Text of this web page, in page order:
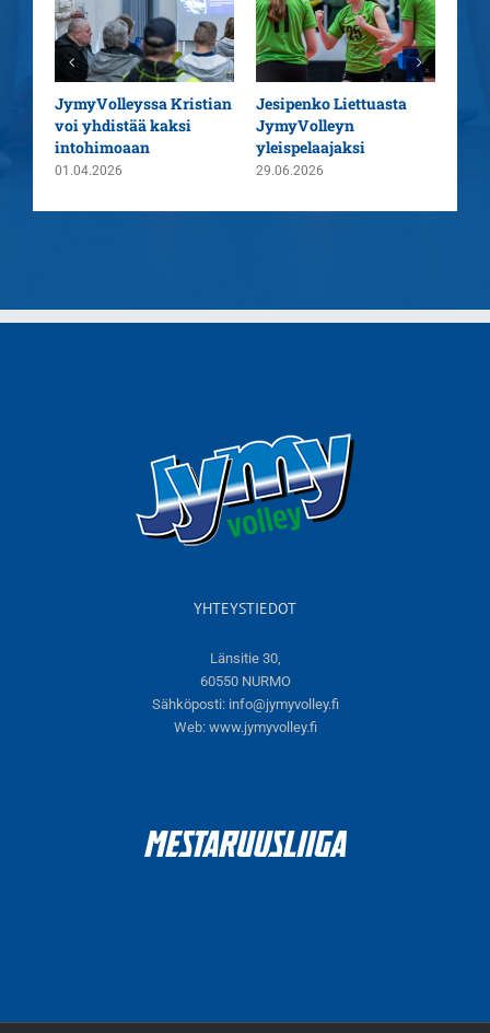
JymyVolleyssa Kristian
voi yhdistää kaksi
intohimoaan
01.04.2026
Jesipenko Liettuasta
JymyVolleyn
yleispelaajaksi
29.06.2026
YHTEYSTIEDOT
Länsitie 30,
60550 NURMO
Sähköposti: info@jymyvolley.fi
Web: www.jymyvolley.fi